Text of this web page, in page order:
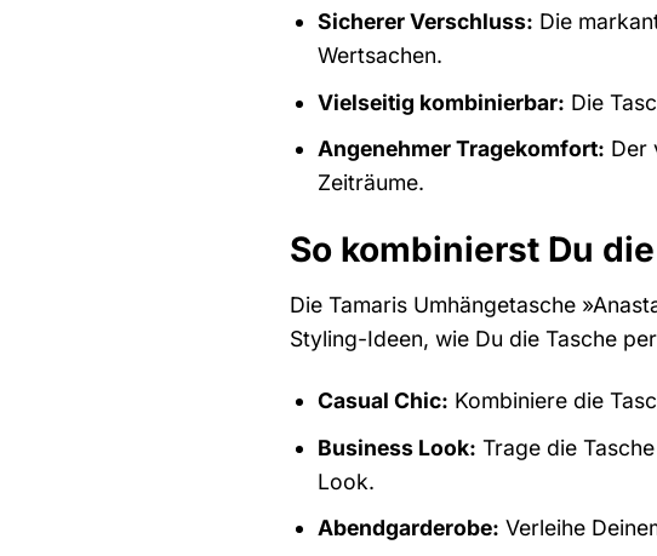
Sicherer Verschluss: Die
Wertsachen.
Vielseitig kombinierbar: Die
Angenehmer Tragekomfort: Der
Zeiträume.
So kombinierst Du
Die Tamaris Umhängetasche
Styling-Ideen, wie Du die Tasche
Casual Chic: Kombiniere die
Business Look: Trage die
Look.
Abendgarderobe: Verleihe